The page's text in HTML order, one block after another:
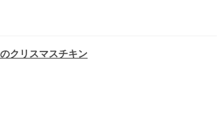
クリスマスチキン